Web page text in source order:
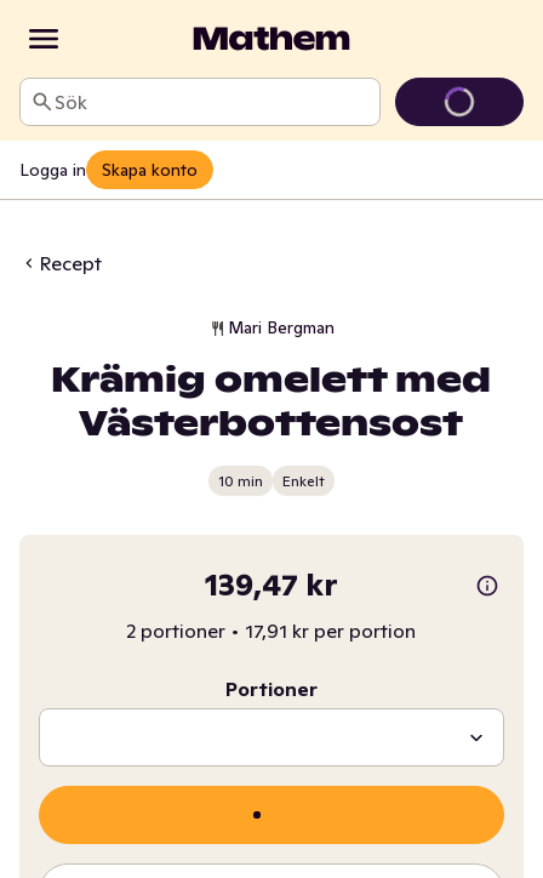
Sök
Logga in Skapa konto
Recept
Mari Bergman
Krämig omelett med
Västerbottensost
10 min Enkelt
139,47 kr
2 portioner • 17,91 kr per portion
Portioner